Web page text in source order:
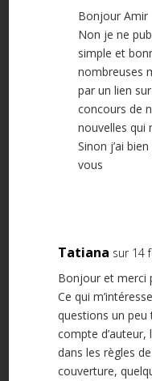
Bonjour Amir
Non je ne
simple et
nombreuses
par un lien
concours de
nouvelles qui
Sinon j’ai
vous
Tatiana sur 14
Bonjour et merci
Ce qui
questions un peu
compte
dans les règles
couverture,